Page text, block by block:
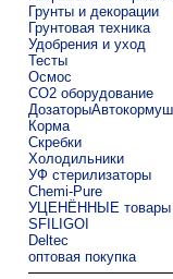
Грунты и декорации
Грунтовая техника
Удобрения и уход
Тесты
Осмос
CO2 оборудование
Корма
Скребки
Холодильники
УФ стерилизаторы
Chemi-Pure
УЦЕНЁННЫЕ товары
SFILIGOI
Deltec
оптовая покупка